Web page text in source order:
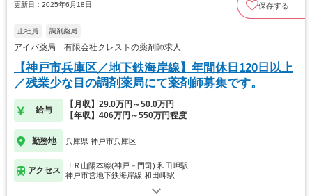
更新日：2025年6月18日 保存する
正社員 調剤薬局
アイバ薬局 有限会社クレストの薬剤師求人
【神戸市兵庫区／地下鉄海岸線】年間休日120日以上
／残業少な目の調剤薬局にて薬剤師募集です。
給与
【月収】29.0万円～50.0万円
【年収】406万円～550万円程度
勤務地 兵庫県 神戸市兵庫区
アクセス
ＪＲ山陽本線(神戸－門司) 和田岬駅
神戸市営地下鉄海岸線 和田岬駅